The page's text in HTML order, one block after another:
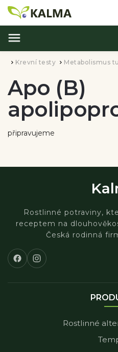
/ Krevní testy / Metabolismus
Apo (B)
připravujeme
Rostlinné potraviny,
receptem na
Česká rodinná
Rostlinné